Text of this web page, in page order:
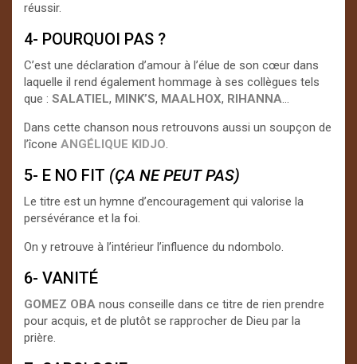
réussir.
4- POURQUOI PAS ?
C’est une déclaration d’amour à l’élue de son cœur dans
laquelle il rend également hommage à ses collègues tels
que : SALATIEL, MINK’S, MAALHOX, RIHANNA…
Dans cette chanson nous retrouvons aussi un soupçon de
l’îcone ANGÉLIQUE KIDJO.
5- E NO FIT (ÇA NE PEUT PAS)
Le titre est un hymne d’encouragement qui valorise la
persévérance et la foi.
On y retrouve à l’intérieur l’influence du ndombolo.
6- VANITÉ
GOMEZ OBA nous conseille dans ce titre de rien prendre
pour acquis, et de plutôt se rapprocher de Dieu par la
prière.